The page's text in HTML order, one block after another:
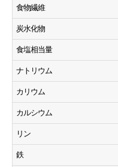
食物繊維
炭水化物
食塩相当量
ナトリウム
カリウム
カルシウム
リン
鉄